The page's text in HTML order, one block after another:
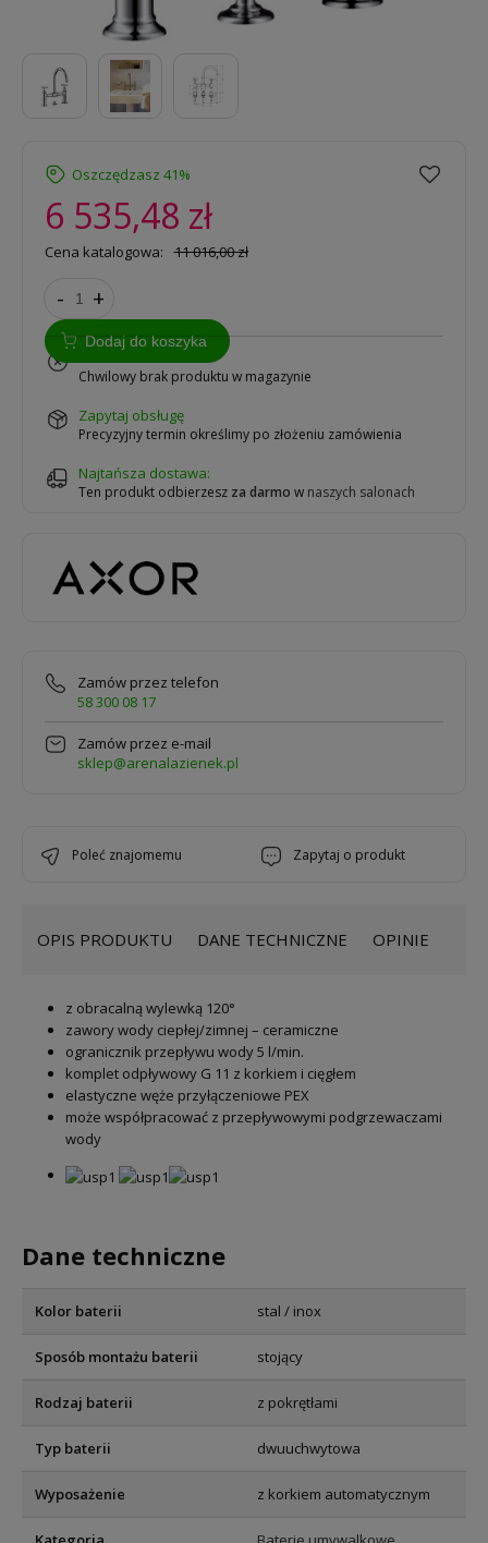
Oszczędzasz 41%
6 535,48 zł
Cena katalogowa: 11 016,00 zł
- +
Dodaj do koszyka
Chwilowy brak produktu w magazynie
zapytaj obsługę
Precyzyjny termin określimy po złożeniu zamówienia
Najtańsza dostawa:
Ten produkt odbierzesz za darmo w naszych salonach
Zamów przez telefon
58 300 08 17
Zamów przez e-mail
sklep@arenalazienek.pl
poleć znajomemu zapytaj o produkt
OPIS PRODUKTU DANE TECHNICZNE OPINIE
z obracalną wylewką 120°
zawory wody ciepłej/zimnej – ceramiczne
ogranicznik przepływu wody 5 l/min.
komplet odpływowy G 11 z korkiem i cięgłem
elastyczne węże przyłączeniowe PEX
może współpracować z przepływowymi podgrzewaczami
wody
Dane techniczne
Kolor baterii stal / inox
Sposób montażu baterii stojący
Rodzaj baterii z pokrętłami
Typ baterii dwuuchwytowa
Wyposażenie z korkiem automatycznym